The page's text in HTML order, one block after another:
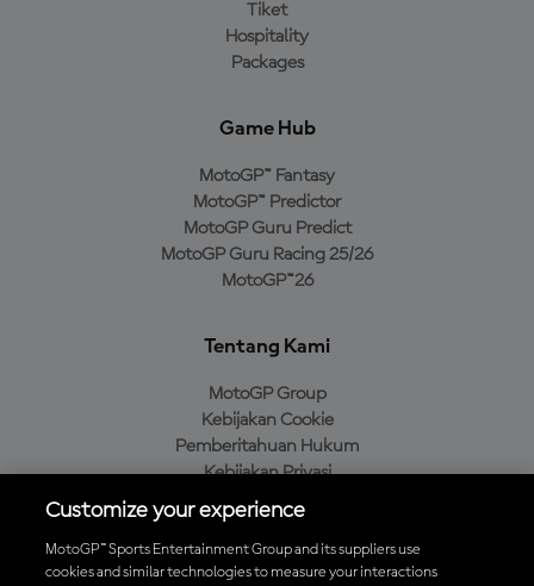
Tiket
Hospitality
Packages
Game Hub
MotoGP™ Fantasy
MotoGP™ Predictor
MotoGP Guru Predict
MotoGP Guru Racing 25/26
MotoGP™26
Tentang Kami
MotoGP Group
Kebijakan Cookie
Pemberitahuan Hukum
Kebijakan Privasi
Kebijakan Pembelian
Customize your experience
MotoGP™ Sports Entertainment Group and its suppliers use
cookies and similar technologies to measure your interactions